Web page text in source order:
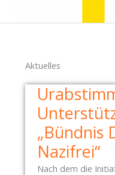
Aktuelles
„Bündnis
Nazifrei“
Nach dem die